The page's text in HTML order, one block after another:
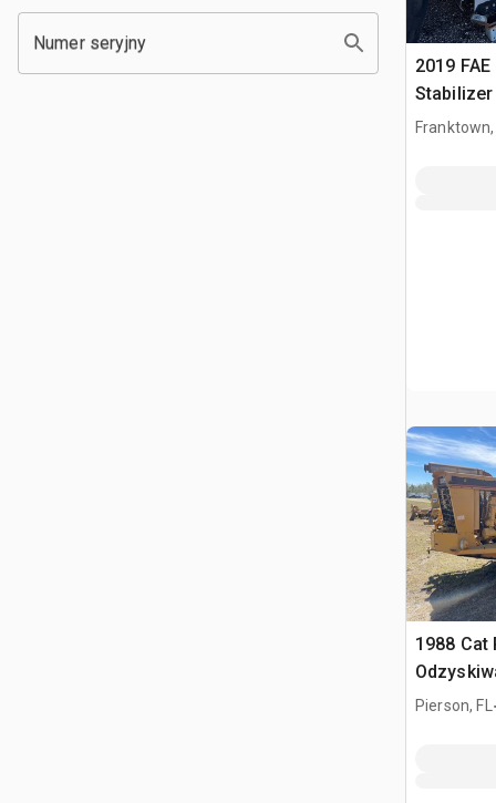
Numer seryjny
2019
Franktown,
1988 Cat
gleby
Pierson, FL .